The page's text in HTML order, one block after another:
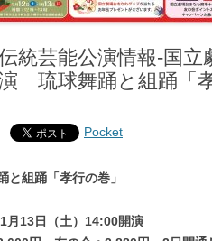
統芸能公演情報‐国
琉球舞踊と組踊「孝
Pocket
と組踊「孝行の巻」
月13日（土）14:00開演